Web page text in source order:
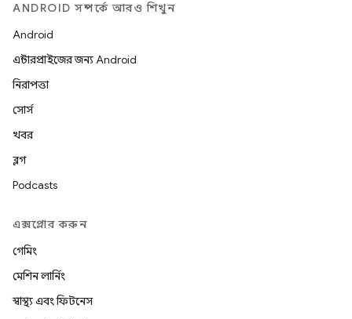
ANDROID সম্পর্কে আরও শিখুন
Android
এন্টারপ্রাইজের জন্য Android
নিরাপত্তা
সোর্স
খবর
ব্লগ
Podcasts
এক্সপ্লোর করুন
গেমিং
মেশিন লার্নিং
স্বাস্থ্য এবং ফিটনেস